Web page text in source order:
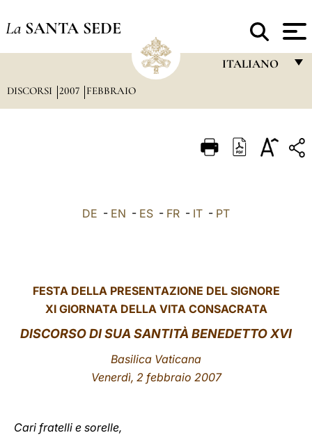
La SANTA SEDE
ITALIANO
ITALIANO
中文
LATINE
DISCORSI 2007 FEBBRAIO
DE - EN - ES - FR - IT - PT
FESTA DELLA PRESENTAZIONE DEL SIGNORE
XI GIORNATA DELLA VITA CONSACRATA
DISCORSO DI SUA SANTITÀ BENEDETTO XVI
Basilica Vaticana
Venerdì, 2 febbraio 2007
Cari fratelli e sorelle,